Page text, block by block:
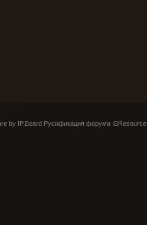
by IP.Board Русификация форума IBResource